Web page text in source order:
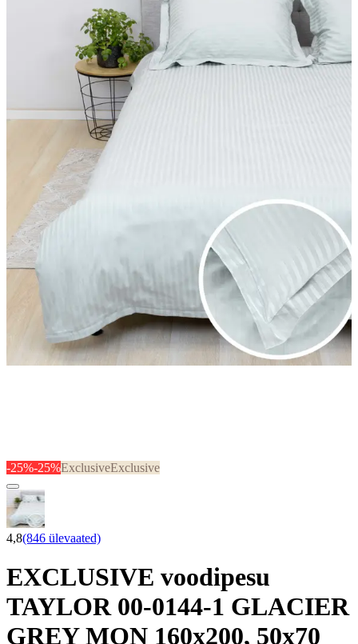
-25%-25%ExclusiveExclusive
4,8(846 ülevaated)
EXCLUSIVE voodipesu
TAYLOR 00-0144-1 GLACIER
GREY MON 160x200, 50x70